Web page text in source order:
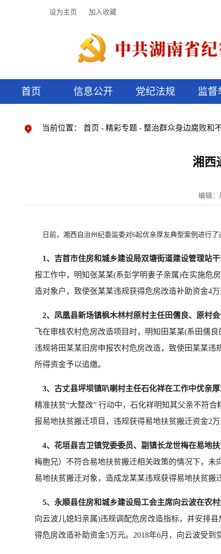
设为主页 加入收藏
首页 信息公开 党纪法规 监督
当前位置： 首页 精彩专题 整治群众身边腐败和
湘西
编辑：
日前，湘西自治州纪委监委对6起优亲厚友典型案例进行了
1、吉首市住房和城乡建设局双塘街道建设管理站
报工作中，明知张某某(系彭学明妻子亲属)在实施危
造对象户，致使张某某违规获得危房改造补助资金4
2、凤凰县新场镇枫木林村原村主任田儒良、原村
飞在审核农村危房改造项目时，明知田某某(系田儒
违规将田某某旧房申报农村危房改造，致使田某某违
所得资金予以追缴。
3、古丈县坪坝镇叭喇村主任石化祥在工作中优亲
精准扶贫“大整改” 行动中，石化祥明知其父亲不符
报易地扶贫搬迁项目，违规获得易地扶贫搬迁资金2
4、花垣县吉卫镇党委委员、副镇长龙世梅在易地
梅胞兄）不符合易地扶贫搬迁相关政策的情况下，
易地扶贫搬迁对象，造成龙某某违规获得易地扶贫搬
5、永顺县住房和城乡建设局工会主席向云波在农
向云波儿媳妇亲属)违规调配危房改造指标，并安排
得危房改造补助资金5万元。2018年6月，向云波受